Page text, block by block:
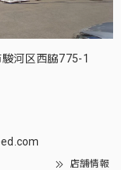
河区西脇775-1
店舗情報